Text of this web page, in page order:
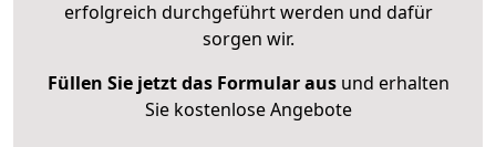
erfolgreich durchgeführt werden und dafür
sorgen wir.
Füllen Sie jetzt das Formular ausund erhalten
Sie kostenlose Angebote